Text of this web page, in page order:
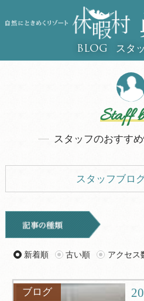
BLOG スタ
Staff
スタッフのおすす
スタッフブロ
キャンプ
旅行記
グルメ
新着順 古い順 アクセス
ブログ